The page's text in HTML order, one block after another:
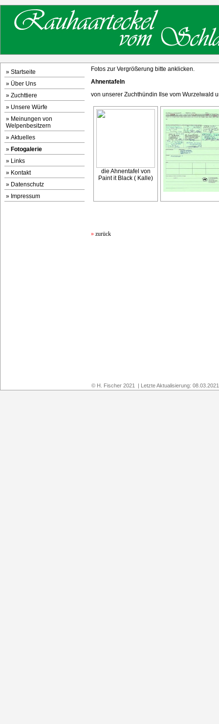
» Startseite
» Über Uns
» Zuchttiere
» Unsere Würfe
» Meinungen von
Welpenbesitzern
» Aktuelles
» Fotogalerie
» Links
» Kontakt
» Datenschutz
» Impressum
Fotos zur Vergrößerung bitte anklicken.
Ahnentafeln
von unserer Zuchthündin Ilse vom Wurzelwald
die Ahnentafel von
Paint it Black ( Kalle)
» zurück
© H. Fischer 2021 | Letzte Aktualisierung: